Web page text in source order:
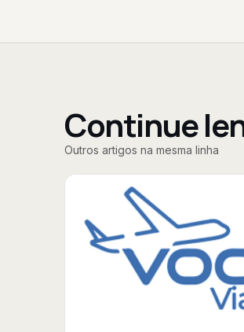
Continue
Outros artigos na mesma linha